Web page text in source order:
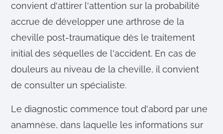
convient d'attirer l'attention sur la probabilité
accrue de développer une arthrose de la
cheville post-traumatique dès le traitement
initial des séquelles de l'accident. En cas de
douleurs au niveau de la cheville, il convient
de consulter un spécialiste.
Le diagnostic commence tout d'abord par une
anamnèse, dans laquelle les informations sur